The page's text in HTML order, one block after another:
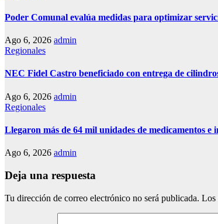
Poder Comunal evalúa medidas para optimizar
Ago 6, 2026 admin
Regionales
NEC Fidel Castro beneficiado con entrega de
Ago 6, 2026 admin
Regionales
Llegaron más de 64 mil unidades de medicamentos e
Ago 6, 2026 admin
Deja una respuesta
Tu dirección de correo electrónico no será publicada. Los